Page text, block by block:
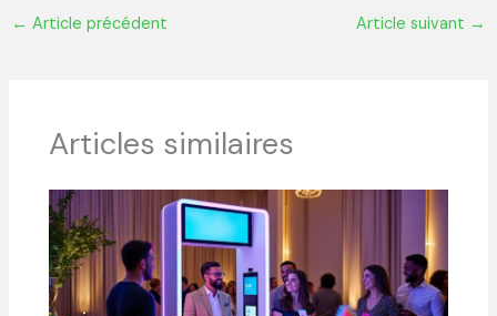
← Article précédent Article suivant →
Articles similaires